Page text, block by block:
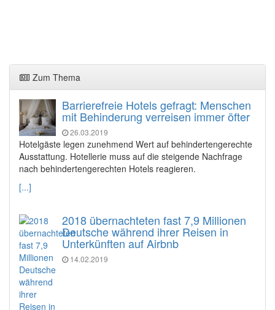
Zum Thema
Barrierefreie Hotels gefragt: Menschen
mit Behinderung verreisen immer öfter
26.03.2019
Hotelgäste legen zunehmend Wert auf behindertengerechte
Ausstattung. Hotellerie muss auf die steigende Nachfrage
nach behindertengerechten Hotels reagieren.
[...]
2018 übernachteten fast 7,9 Millionen
Deutsche während ihrer Reisen in
Unterkünften auf Airbnb
14.02.2019